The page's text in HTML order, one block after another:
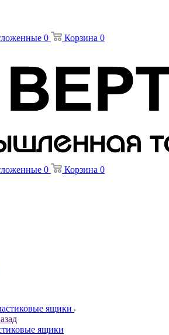
0 Корзина 0
0 Корзина 0
ящики
ящики